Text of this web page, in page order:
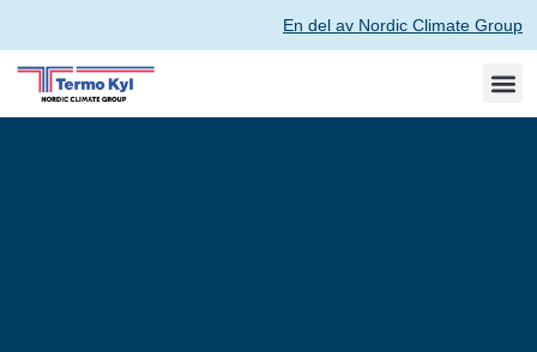
En del av Nordic Climate Group